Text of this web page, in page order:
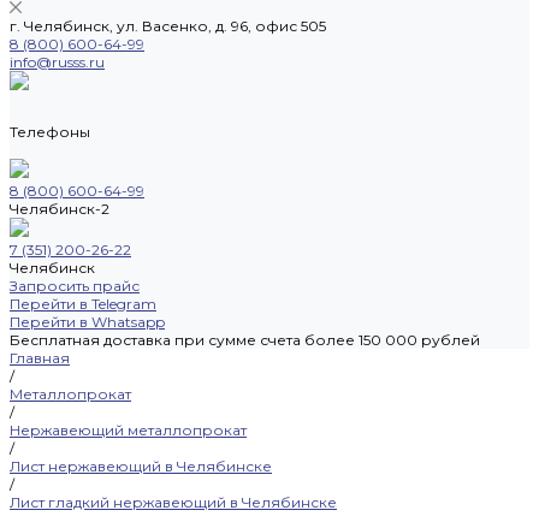
г. Челябинск, ул. Васенко, д. 96, офис 505
8 (800) 600-64-99
info@russs.ru
Телефоны
8 (800) 600-64-99
Челябинск-2
7 (351) 200-26-22
Челябинск
Запросить прайс
Перейти в Telegram
Перейти в Whatsapp
Бесплатная доставка при сумме счета более 150 000 рублей
Главная
/
Металлопрокат
/
Нержавеющий металлопрокат
/
Лист нержавеющий в Челябинске
/
Лист гладкий нержавеющий в Челябинске